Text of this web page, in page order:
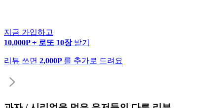
지금 가입하고
10,000P + 로또 10장 받기
리뷰 쓰면 2,000P 를 추가로 드려요